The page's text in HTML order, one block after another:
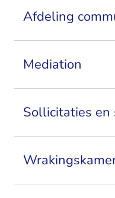
Afdeling
Mediation
Sollicitaties en